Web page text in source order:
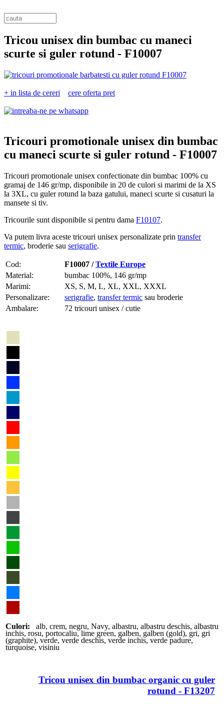
Tricou unisex din bumbac cu maneci
scurte si guler rotund - F10007
+ in lista de cereri cere oferta pret
Tricouri promotionale unisex din bumbac
cu maneci scurte si guler rotund - F10007
Tricouri promotionale unisex confectionate din bumbac 100% cu
gramaj de 146 gr/mp, disponibile in 20 de culori si marimi de la XS
la 3XL, cu guler rotund la baza gatului, maneci scurte si cusaturi la
mansete si tiv.
Tricourile sunt disponibile si pentru dama F10107.
Va putem livra aceste tricouri unisex personalizate prin transfer
termic, broderie sau serigrafie.
Cod: F10007 /Textile Europe
Material:
bumbac 100%, 146 gr/mp
Marimi:
XS, S, M, L, XL, XXL, XXXL
Personalizare:
serigrafie, transfer termic sau broderie
Ambalare:
72 tricouri unisex / cutie
Culori: alb, crem, negru, Navy, albastru, albastru deschis, albastru
inchis, rosu, portocaliu,lime green, galben, galben (gold), gri, gri
(graphite), verde, verde deschis, verde inchis, verde padure,
turquoise, visiniu
Tricou unisex din bumbac organic cu guler
rotund - F13207